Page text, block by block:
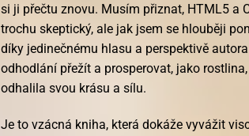
si ji přečtu znovu. Musím přiznat, HTML5 a
trochu skeptický, ale jak jsem se hlouběji
díky jedinečnému hlasu a perspektivě
odhodlání přežít a prosperovat, jako
odhalila svou krásu a sílu.
Je to vzácná kniha, která dokáže vyvážit